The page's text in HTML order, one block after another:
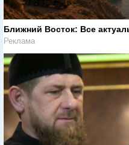
Ближний Восток: Все
Реклама